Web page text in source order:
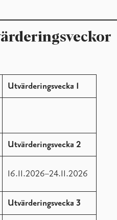
Utvärderingsvecka 1
Utvärderingsvecka 2
16.11.2026–24.11.2026
Utvärderingsvecka 3